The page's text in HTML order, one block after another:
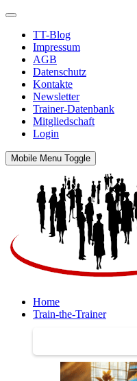
TT-Blog
Impressum
AGB
Datenschutz
Kontakte
Newsletter
Trainer-Datenbank
Mitgliedschaft
Login
Mobile Menu Toggle
Home
Train-the-Trainer